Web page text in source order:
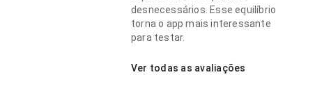
desnecessários. Esse equilíbrio
torna o app mais interessante
para testar.
Ver todas as avaliações